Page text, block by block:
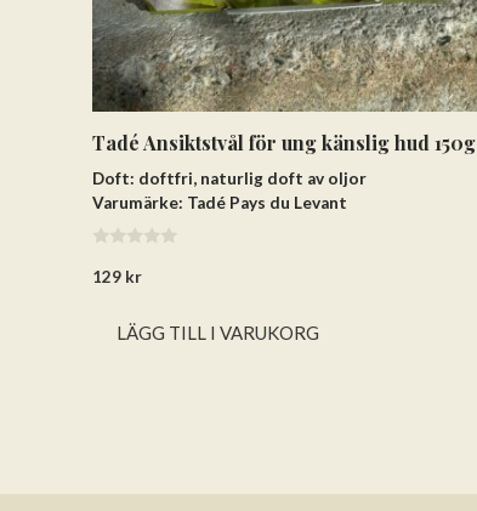
Tadé Ansiktstvål för ung känslig hud 150g
Doft: doftfri, naturlig doft av oljor
Varumärke: Tadé Pays du Levant
a
129 kr
LÄGG TILL I VARUKORG